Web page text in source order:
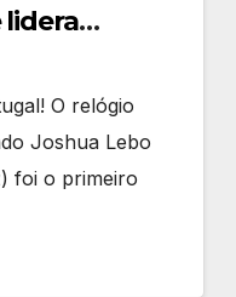
lidera
Emirates
O relógio
Joshua Lebo
foi o primeiro